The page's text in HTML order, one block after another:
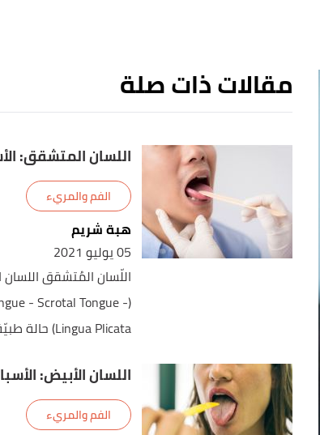
مقالات ذات صلة
اللسان المتشقق:
الفم والمريء
هبة شريم
05 يوليو 2021
اللّسان المُتشقق
- Scrotal Tongue -
Lingua Plicata) حالة طبيّة تُصيب اللسان،...
اللسان الأبيض:
الفم والمريء